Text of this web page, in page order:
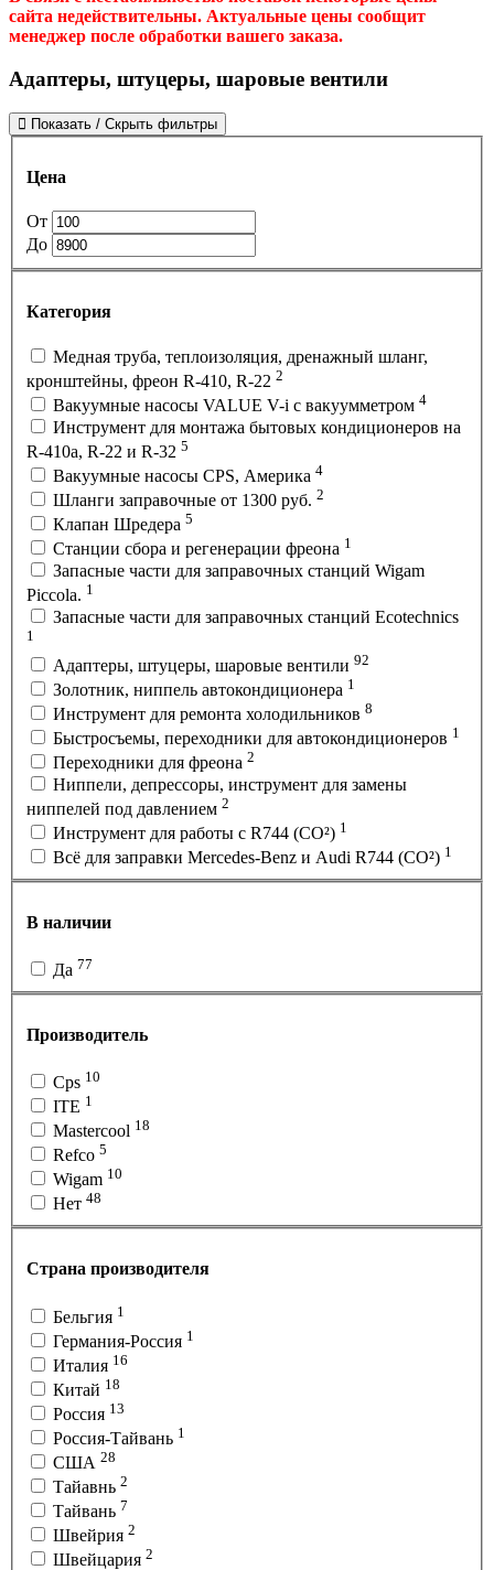
сайта недействительны. Актуальные цены сообщит
менеджер после обработки вашего заказа.
Адаптеры, штуцеры, шаровые вентили
Показать / Скрыть фильтры
Цена
От
До
Категория
Медная труба, теплоизоляция, дренажный шланг,
кронштейны, фреон R-410, R-22 2
Вакуумные насосы VALUE V-i с вакуумметром 4
Инструмент для монтажа бытовых кондиционеров на
R-410а, R-22 и R-32 5
Вакуумные насосы CPS, Америка 4
Шланги заправочные от 1300 руб. 2
Клапан Шредера 5
Станции сбора и регенерации фреона 1
Запасные части для заправочных станций Wigam
Piccola. 1
Запасные части для заправочных станций Ecotechnics
1
Адаптеры, штуцеры, шаровые вентили 92
Золотник, ниппель автокондиционера 1
Инструмент для ремонта холодильников 8
Быстросъемы, переходники для автокондиционеров 1
Переходники для фреона 2
Ниппели, депрессоры, инструмент для замены
ниппелей под давлением 2
Инструмент для работы с R744 (CO²) 1
Всё для заправки Mercedes-Benz и Audi R744 (CO²) 1
В наличии
Да 77
Производитель
Cps 10
ITE 1
Mastercool 18
Refco 5
Wigam 10
Нет 48
Страна производителя
Бельгия 1
Германия-Россия 1
Италия 16
Китай 18
Россия 13
Россия-Тайвань 1
США 28
Тайавнь 2
Тайвань 7
Швейрия 2
Швейцария 2